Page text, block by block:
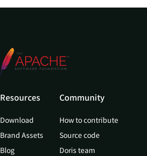
Resources
Download
Brand Assets
Blog
Community
How to contribute
Source code
Doris team